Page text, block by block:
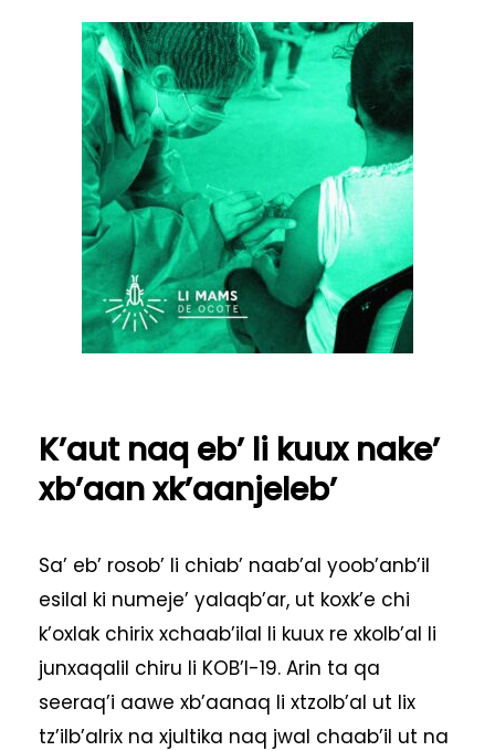
K’aut naq eb’ li kuux nake’
xb’aan xk’aanjeleb’
Sa’ eb’ rosob’ li chiab’ naab’al yoob’anb’il
esilal ki numeje’ yalaqb’ar, ut koxk’e chi
k’oxlak chirix xchaab’ilal li kuux re xkolb’al li
junxaqalil chiru li KOB’I-19. Arin ta qa
seeraq’i aawe xb’aanaq li xtzolb’al ut lix
tz’ilb’alrix na xjultika naq jwal chaab’il ut na